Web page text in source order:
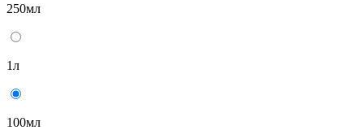
250мл
1л
100мл